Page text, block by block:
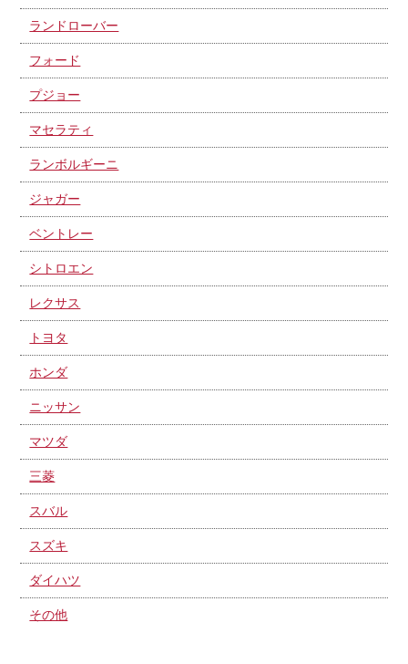
ランドローバー
フォード
プジョー
マセラティ
ランボルギーニ
ジャガー
ベントレー
シトロエン
レクサス
トヨタ
ホンダ
ニッサン
マツダ
三菱
スバル
スズキ
ダイハツ
その他